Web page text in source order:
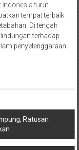
Indonesia turut
tempat terbaik
Di tengah
terhadap
penyelenggaraan
Ratusan